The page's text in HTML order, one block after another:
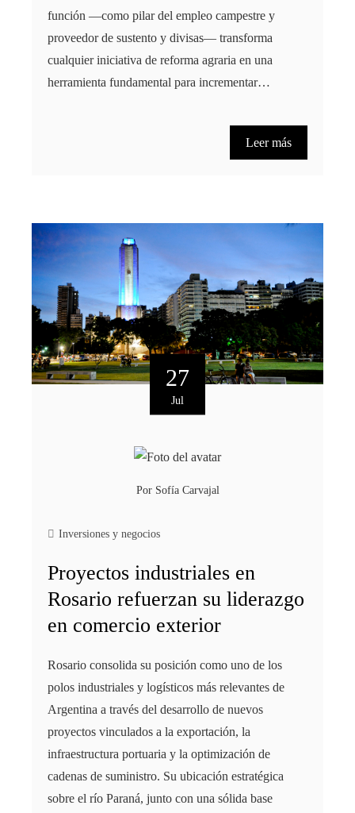
función —como pilar del empleo campestre y
proveedor de sustento y divisas— transforma
cualquier iniciativa de reforma agraria en una
herramienta fundamental para incrementar…
Leer más
27
Jul
Por Sofía Carvajal
Inversiones y negocios
Proyectos industriales en
Rosario refuerzan su liderazgo
en comercio exterior
Rosario consolida su posición como uno de los
polos industriales y logísticos más relevantes de
Argentina a través del desarrollo de nuevos
proyectos vinculados a la exportación, la
infraestructura portuaria y la optimización de
cadenas de suministro. Su ubicación estratégica
sobre el río Paraná, junto con una sólida base